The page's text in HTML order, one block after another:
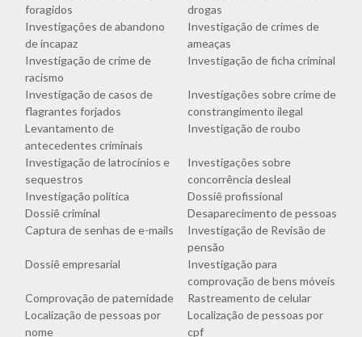
foragidos
drogas
Investigações de abandono
de incapaz
Investigação de crimes de
ameaças
Investigação de crime de
racismo
Investigação de ficha criminal
Investigação de casos de
flagrantes forjados
Investigações sobre crime de
constrangimento ilegal
Levantamento de
antecedentes criminais
Investigação de roubo
Investigação de latrocínios e
sequestros
Investigações sobre
concorrência desleal
Investigação política
Dossiê profissional
Dossiê criminal
Desaparecimento de pessoas
Captura de senhas de e-mails
Investigação de Revisão de
pensão
Dossiê empresarial
Investigação para
comprovação de bens móveis
Comprovação de paternidade
Rastreamento de celular
Localização de pessoas por
nome
Localização de pessoas por
cpf